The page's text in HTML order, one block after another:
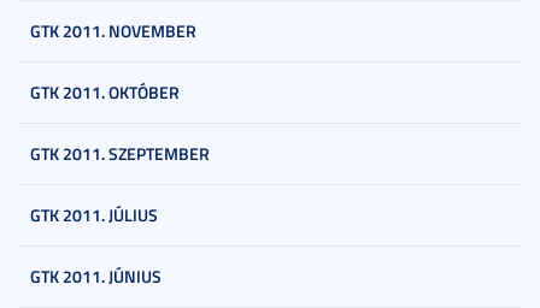
GTK 2011. NOVEMBER
GTK 2011. OKTÓBER
GTK 2011. SZEPTEMBER
GTK 2011. JÚLIUS
GTK 2011. JÚNIUS